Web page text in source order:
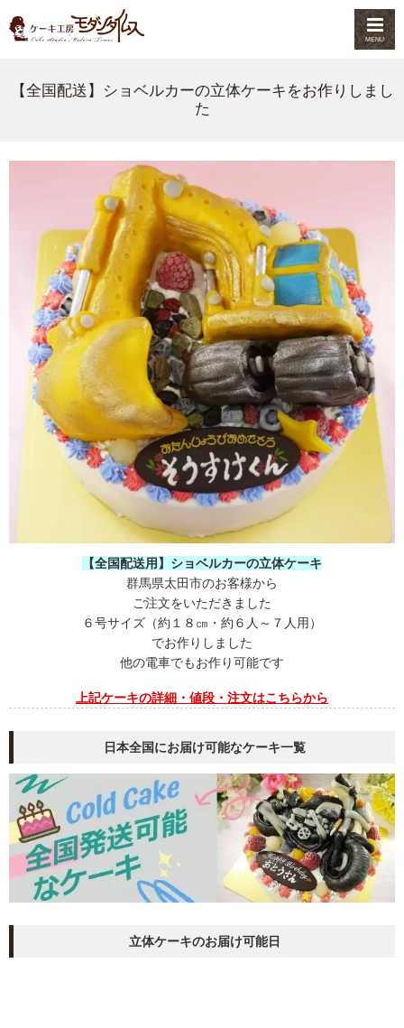
MENU
【全国配送】ショベルカーの立体ケーキをお作りしまし
た
【全国配送用】ショベルカーの立体ケーキ
群馬県太田市のお客様から
ご注文をいただきました
６号サイズ（約１８㎝・約６人～７人用）
でお作りしました
他の電車でもお作り可能です
上記ケーキの詳細・値段・注文はこちらから
日本全国にお届け可能なケーキ一覧
立体ケーキのお届け可能日